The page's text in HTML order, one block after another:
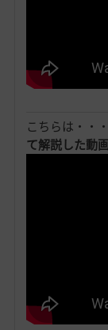
こちらは・・・
て解説した動